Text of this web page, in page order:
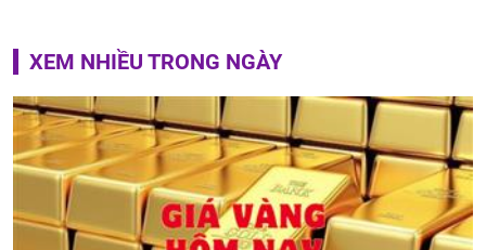
XEM NHIỀU TRONG NGÀY